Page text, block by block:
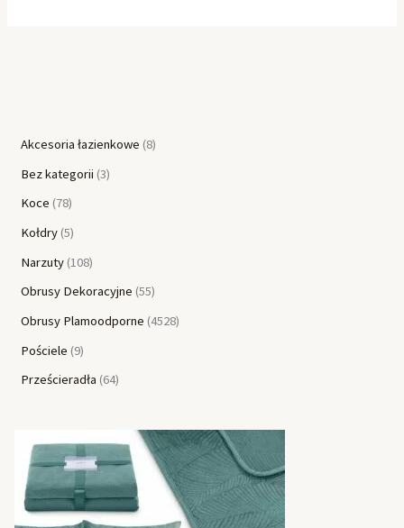
Akcesoria łazienkowe 8
Bez kategorii 3
Koce 78
Kołdry 5
Narzuty 108
Obrusy Dekoracyjne 55
Obrusy Plamoodporne 4528
Pościele 9
Prześcieradła 64